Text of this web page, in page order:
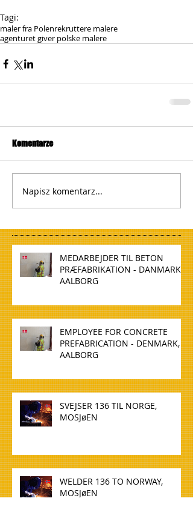
Tagi:
maler fra Polenrekruttere malere
agenturet giver polske malere
Komentarze
Napisz komentarz...
MEDARBEJDER TIL BETON
PRÆFABRIKATION - DANMARK,
AALBORG
EMPLOYEE FOR CONCRETE
PREFABRICATION - DENMARK,
AALBORG
SVEJSER 136 TIL NORGE,
MOSJøEN
WELDER 136 TO NORWAY,
MOSJøEN